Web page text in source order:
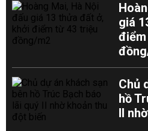
giá
Chủ
hồ
II